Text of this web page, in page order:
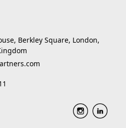
Berkley Square, London,